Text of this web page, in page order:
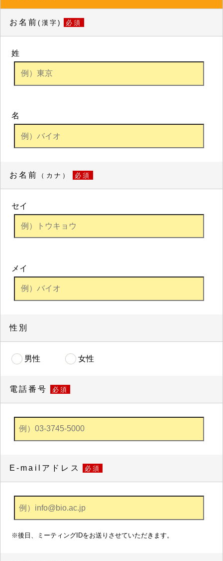
お名前(漢字) 必須
姓
名
お名前 （カナ） 必須
セイ
メイ
性別
男性 女性
電話番号 必須
E-mailアドレス 必須
※後日、ミーティングIDをお送りさせていただきます。